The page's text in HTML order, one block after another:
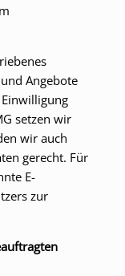
Angebote
setzen wir
wir auch
gerecht. Für
E-
zur